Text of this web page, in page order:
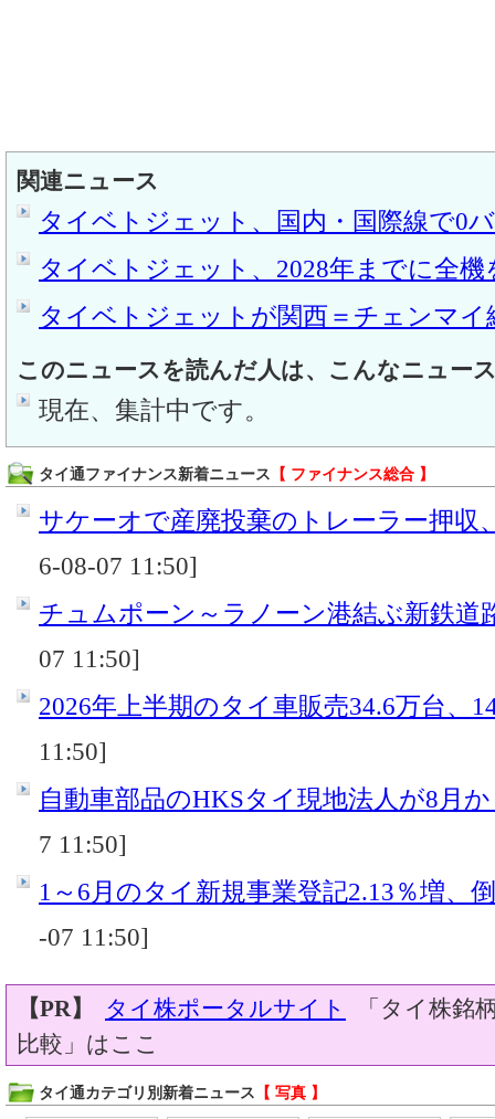
関連ニュース
タイベトジェット、国内・国際線で0
タイベトジェット、2028年までに全機
タイベトジェットが関西＝チェンマイ
このニュースを読んだ人は、こんなニュー
現在、集計中です。
タイ通ファイナンス新着ニュース 【 ファイナンス総合 】
サケーオで産廃投棄のトレーラー押収
6-08-07 11:50]
チュムポーン～ラノーン港結ぶ新鉄道
07 11:50]
2026年上半期のタイ車販売34.6万台、
11:50]
自動車部品のHKSタイ現地法人が8月
7 11:50]
1～6月のタイ新規事業登記2.13％増、
-07 11:50]
【PR】 タイ株ポータルサイト
「タイ株銘
比較」はここ
タイ通カテゴリ別新着ニュース 【 写真 】